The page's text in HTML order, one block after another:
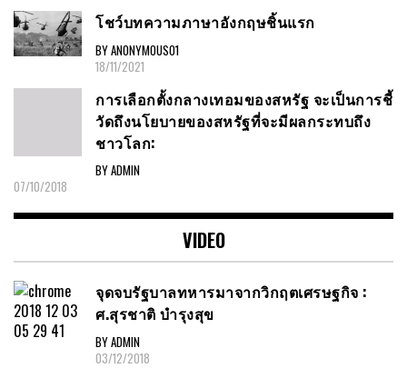
โชว์บทความภาษาอังกฤษชิ้นแรก
BY ANONYMOUS01
18/11/2021
การเลือกตั้งกลางเทอมของสหรัฐ จะเป็นการชี้
วัดถึงนโยบายของสหรัฐที่จะมีผลกระทบถึง
ชาวโลก:
BY ADMIN
07/10/2018
VIDEO
จุดจบรัฐบาลทหารมาจากวิกฤตเศรษฐกิจ :
ศ.สุรชาติ บำรุงสุข
BY ADMIN
03/12/2018